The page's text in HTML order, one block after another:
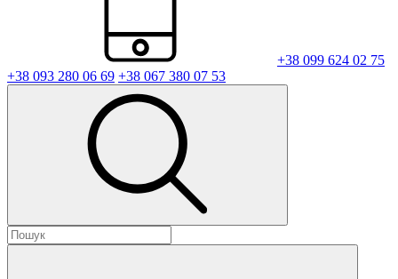
+38 099 624 02 75
+38 093 280 06 69 +38 067 380 07 53